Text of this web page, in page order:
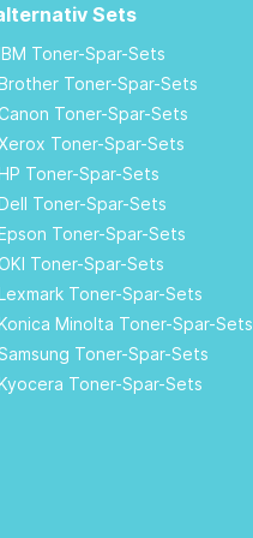
Sets
Toner-Spar-Sets
Toner-Spar-Sets
Toner-Spar-Sets
Toner-Spar-Sets
Toner-Spar-Sets
Toner-Spar-Sets
Toner-Spar-Sets
Toner-Spar-Sets
Toner-Spar-Sets
Minolta Toner-Spar-Sets
Toner-Spar-Sets
Toner-Spar-Sets